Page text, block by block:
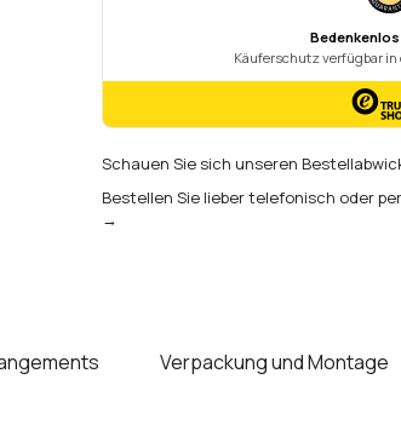
Schauen Sie sich unseren
Bestellen Sie lieber telefonisch oder
→
Verpackung und Montage